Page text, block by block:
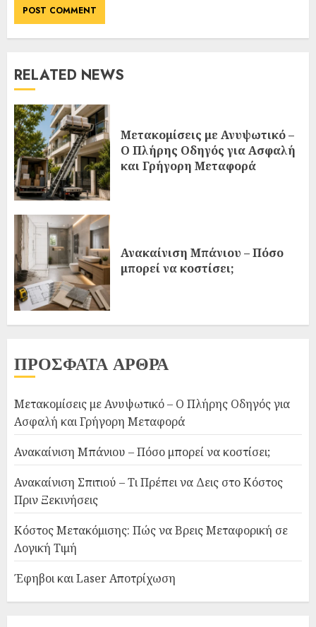
RELATED NEWS
Μετακομίσεις με Ανυψωτικό –
Ο Πλήρης Οδηγός για Ασφαλή
και Γρήγορη Μεταφορά
Ανακαίνιση Μπάνιου – Πόσο
μπορεί να κοστίσει;
ΠΡΟΣΦΑΤΑ ΑΡΘΡΑ
Μετακομίσεις με Ανυψωτικό – Ο Πλήρης Οδηγός για
Ασφαλή και Γρήγορη Μεταφορά
Ανακαίνιση Μπάνιου – Πόσο μπορεί να κοστίσει;
Ανακαίνιση Σπιτιού – Τι Πρέπει να Δεις στο Κόστος
Πριν Ξεκινήσεις
Κόστος Μετακόμισης: Πώς να Βρεις Μεταφορική σε
Λογική Τιμή
Έφηβοι και Laser Αποτρίχωση